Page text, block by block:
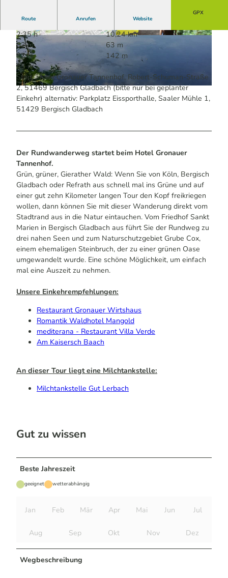
© Maren Pussak / Das Bergische | KI-optimiert | CC-BY-SA
© KI-optimiert
Route Anrufen Website
GPX
2:35 h
10,24 km
62 m
63 m
77 m
142 m
65 m
Start: Hotel Gronauer Tannenhof, Robert-Schuman-Straße
2, 51469 Bergisch Gladbach (bitte nur bei geplanter
Einkehr) alternativ: Parkplatz Eissporthalle, Saaler Mühle 1,
51429 Bergisch Gladbach
Der Rundwanderweg startet beim Hotel Gronauer
Tannenhof.
Grün, grüner, Gierather Wald: Wenn Sie von Köln, Bergisch
Gladbach oder Refrath aus schnell mal ins Grüne und auf
einer gut zehn Kilometer langen Tour den Kopf freikriegen
wollen, dann können Sie mit dieser Wanderung direkt vom
Stadtrand aus in die Natur eintauchen. Vom Friedhof Sankt
Marien in Bergisch Gladbach aus führt Sie der Rundweg zu
drei nahen Seen und zum Naturschutzgebiet Grube Cox,
einem ehemaligen Steinbruch, der zu einer grünen Oase
umgewandelt wurde. Eine schöne Möglichkeit, um einfach
mal eine Auszeit zu nehmen.
Unsere Einkehrempfehlungen:
Restaurant Gronauer Wirtshaus
Romantik Waldhotel Mangold
mediterana - Restaurant Villa Verde
Am Kaisersch Baach
An dieser Tour liegt eine Milchtankstelle:
Milchtankstelle Gut Lerbach
Gut zu wissen
Beste Jahreszeit
geeignet wetterabhängig
Jan Feb Mär Apr Mai Jun Jul
Aug Sep Okt Nov Dez
Wegbeschreibung